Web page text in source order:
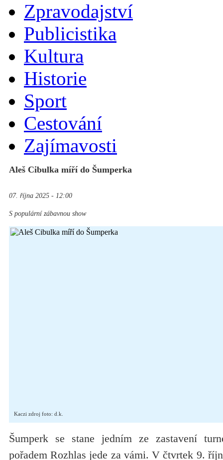
Zpravodajství
Publicistika
Kultura
Historie
Sport
Cestování
Zajímavosti
Aleš Cibulka míří do Šumperka
07. října 2025 - 12:00
S populární zábavnou show
Kaczi zdroj foto: d.k.
Šumperk se stane jedním ze zastavení
pořadem Rozhlas jede za vámi. V čtvrtek 9.